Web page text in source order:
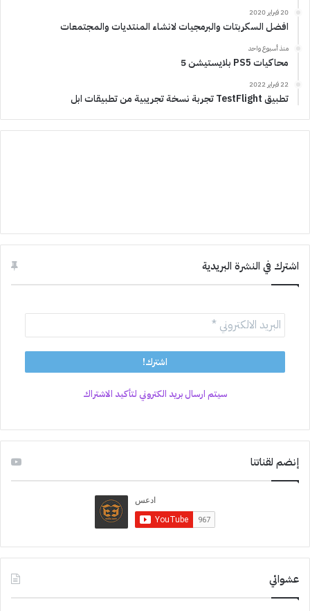
20 فبراير 2020
افضل السكربتات والبرمجيات لانشاء المنتديات والمجتمعات
منذ أسبوع واحد
محاكيات PS5 بلايستيشن 5
22 فبراير 2022
تطبيق TestFlight تجربة نسخة تجريبية من تطبيقات ابل
اشترك في النشرة البريدية
سيتم ارسال بريد الكتروني لتأكيد الاشتراك
إنضم لقناتنا
عشوائي